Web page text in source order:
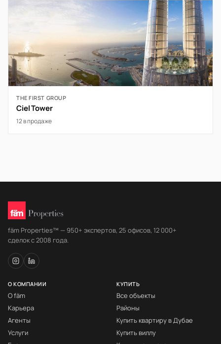
THE FIRST GROUP
Ciel Tower
12 в продаже
fäm Properties™ — 950+ экспертов, 25 офисов, 12 000+
сделок с 2008 года.
О КОМПАНИИ
О fäm
Карьера
Агенты
Услуги
КУПИТЬ
Все объекты
Районы
Купить квартиру в Дубае
Купить виллу